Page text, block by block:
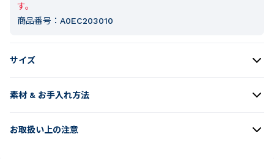
す。
商品番号： A0EC203010
サイズ
素材 & お手入れ方法
お取扱い上の注意